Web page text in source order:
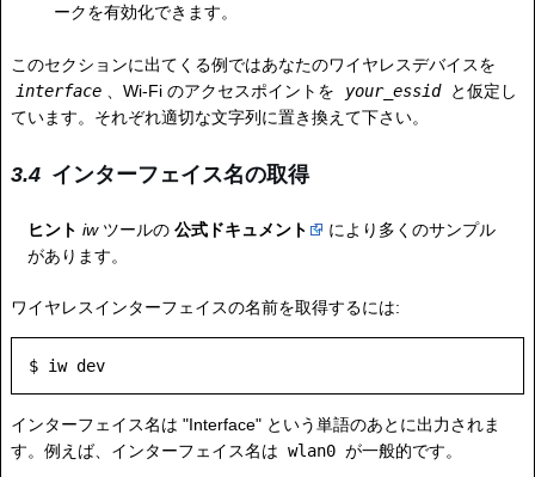
ークを有効化できます。
このセクションに出てくる例ではあなたのワイヤレスデバイスを
interface 、Wi-Fi のアクセスポイントを your_essid
と仮定し
ています。それぞれ適切な文字列に置き換えて下さい。
インターフェイス名の取得
ヒント iwツールの 公式ドキュメント
により多くのサンプル
があります。
ワイヤレスインターフェイスの名前を取得するには:
インターフェイス名は "Interface" という単語のあとに出力されま
す。例えば、インターフェイス名は wlan0 が一般的です。